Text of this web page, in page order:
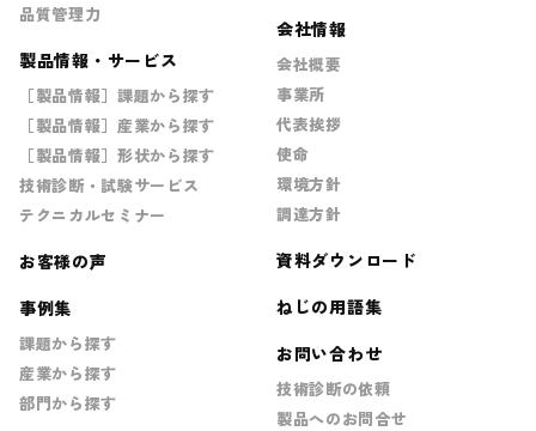
品質管理力
製品情報・サービス
［製品情報］課題から探す
［製品情報］産業から探す
［製品情報］形状から探す
技術診断・試験サービス
テクニカルセミナー
お客様の声
事例集
課題から探す
産業から探す
部門から探す
会社情報
会社概要
事業所
代表挨拶
使命
環境方針
調達方針
資料ダウンロード
ねじの用語集
お問い合わせ
技術診断の依頼
製品へのお問合せ